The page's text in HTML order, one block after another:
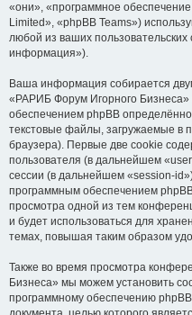
«они», «программное
Limited», «phpBB Teams»)
любой из ваших
информация»).
Ваша информация собирается
«РАРИБ Форум Игорного
обеспечением phpBB
текстовые файлы, загружаемые в
браузера). Первые две cookie
пользователя (в дальнейшем
сессии (в дальнейшем «session-
программным обеспечением
просмотра одной из тем
и будет использоваться для
темах, повышая таким образом
Также во время просмотра
Бизнеса» мы можем установить
программному обеспечению